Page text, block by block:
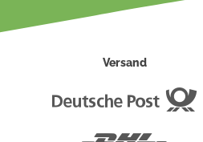
Versand